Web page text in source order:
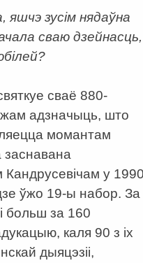
зусім нядаўна
сваю дзейнасць,
сваё 880-
адзначыць, што
момантам
у
ўжо 19-ы набор. За
больш за 160
каля 90 з іх
дыяцэзіі,